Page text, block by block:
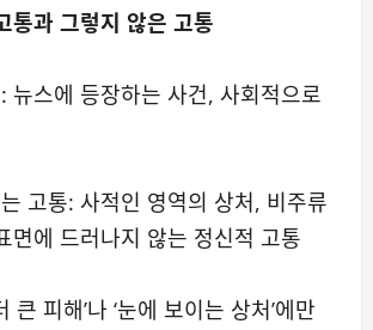
통과 그렇지 않은 고통
뉴스에 등장하는 사건, 사회적으로
고통: 사적인 영역의 상처, 비주류
면에 드러나지 않는 정신적 고통
큰 피해’나 ‘눈에 보이는 상처’에만